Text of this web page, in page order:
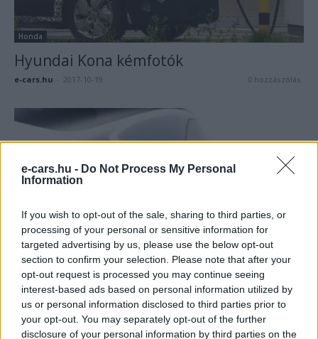
e-cars.hu - Do Not Process My Personal
Information
If you wish to opt-out of the sale, sharing to third parties, or
processing of your personal or sensitive information for
targeted advertising by us, please use the below opt-out
section to confirm your selection. Please note that after your
opt-out request is processed you may continue seeing
interest-based ads based on personal information utilized by
us or personal information disclosed to third parties prior to
your opt-out. You may separately opt-out of the further
disclosure of your personal information by third parties on the
Honda
Hyundai Kona kémfotók
e-cars.hu 2017-10-19 0 hozzászólás
Honda
Honda Sports EV Concept – új koncepció
a Hondától
e-cars.hu - 2017-09-30 0 hozzászólás